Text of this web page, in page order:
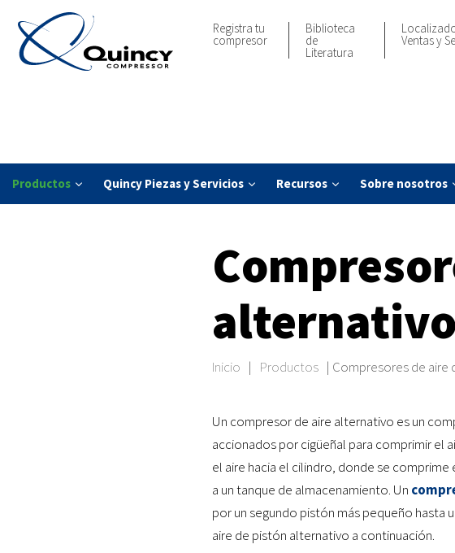
Registra tu
compresor
Biblioteca
de
Literatura
Ventas y
Productos Quincy Piezas y Servicios Recursos Sobre nosotros
alternativo
Inicio | Productos | Compresores de
Un compresor de aire alternativo es un
accionados por cigüeñal para comprimir el
el aire hacia el cilindro, donde se
a un tanque de almacenamiento. Un
por un segundo pistón más pequeño hasta
aire de pistón alternativo a continuación.